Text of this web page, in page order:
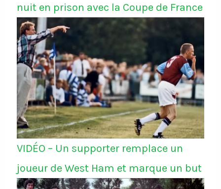
nuit en prison avec la Coupe de France
VIDÉO – Un supporter remplace un
joueur de West Ham et marque un but